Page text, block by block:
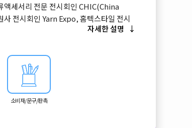
액세서리 전문 전시회인 CHIC(China
전시회인 Yarn Expo, 홈텍스타일 전시
자세한 설명
소비재/문구/판촉